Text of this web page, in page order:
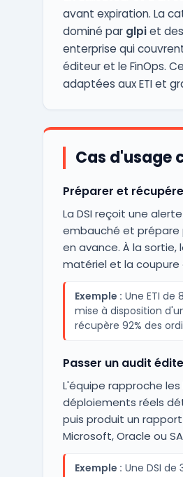
avant expiration. La
dominé par glpiet des
enterprise qui
éditeur et le FinOps.
adaptées aux ETI et
Cas d'usage
Préparer et
La DSI reçoit une
embauché et prépare
en avance. À la
matériel et la coupure
Exemple : Une ETI de
mise à disposition
récupère 92% des
Passer un audit
L'équipe rapproche
déploiements réels
puis produit un
Microsoft, Oracle ou
Exemple : Une DSI